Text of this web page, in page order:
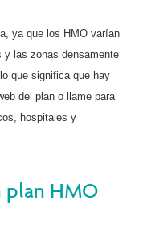
ya que los HMO varían
y las zonas densamente
que significa que hay
del plan o llame para
hospitales y
plan HMO